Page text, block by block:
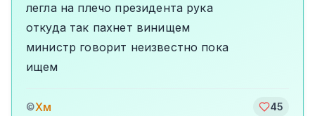
легла на плечо президента рука
откуда так пахнет винищем
министр говорит неизвестно пока
ищем
©Хм 45